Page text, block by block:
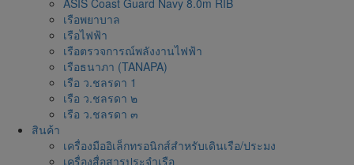
ASIS Coast Guard Navy 8.0m RIB
เรือพยาบาล
เรือไฟฟ้า
เรือตรวจการณ์พลังงานไฟฟ้า
เรือธนาภา (TANAPA)
เรือ ว.ชลรดา 1
เรือ ว.ชลรดา ๒
เรือ ว.ชลรดา ๓
สินค้า
เครื่องมืออิเล็กทรอนิกส์สำหรับเดินเรือ/ประมง
เครื่องสื่อสารประจำเรือ